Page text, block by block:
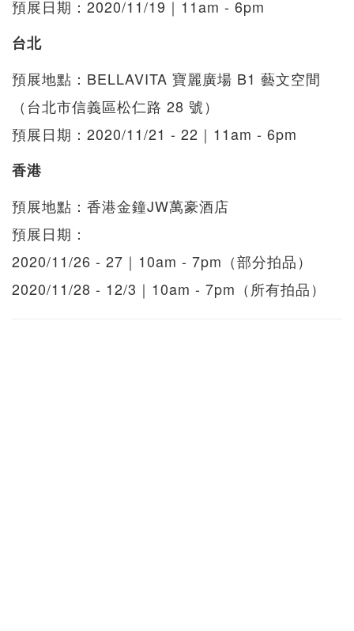
預展日期：2020/11/19｜11am - 6pm
台北
預展地點：BELLAVITA 寶麗廣場 B1 藝文空間
（台北市信義區松仁路 28 號）
預展日期：2020/11/21 - 22｜11am - 6pm
香港
預展地點：香港金鐘JW萬豪酒店
預展日期：
2020/11/26 - 27｜10am - 7pm（部分拍品）
2020/11/28 - 12/3｜10am - 7pm（所有拍品）